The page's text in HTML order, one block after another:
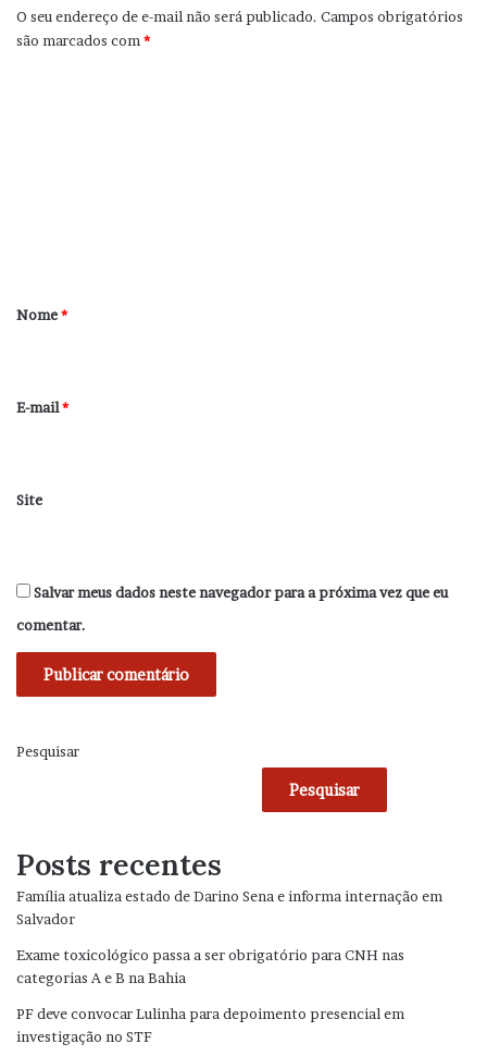
O seu endereço de e-mail não será publicado. Campos obrigatórios
são marcados com*
r
*
Nome*
E-mail*
Site
Salvar meus dados neste navegador para a próxima vez que eu
comentar.
Pesquisar
Pesquisar
Posts recentes
Família atualiza estado de Darino Sena e informa internação em
Salvador
Exame toxicológico passa a ser obrigatório para CNH nas
categorias A e B na Bahia
PF deve convocar Lulinha para depoimento presencial em
investigação no STF